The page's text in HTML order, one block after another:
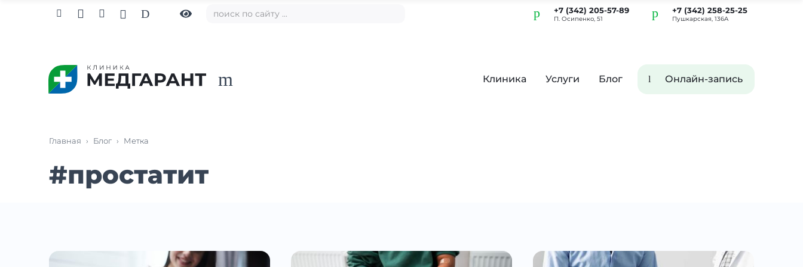
    D +7 (342) 205-57-89
П. Осипенко, 51
+7 (342) 258-25-25
Пушкарская, 136А
m Клиника Услуги Блог Онлайн-запись
Главная › Блог › Метка
#простатит